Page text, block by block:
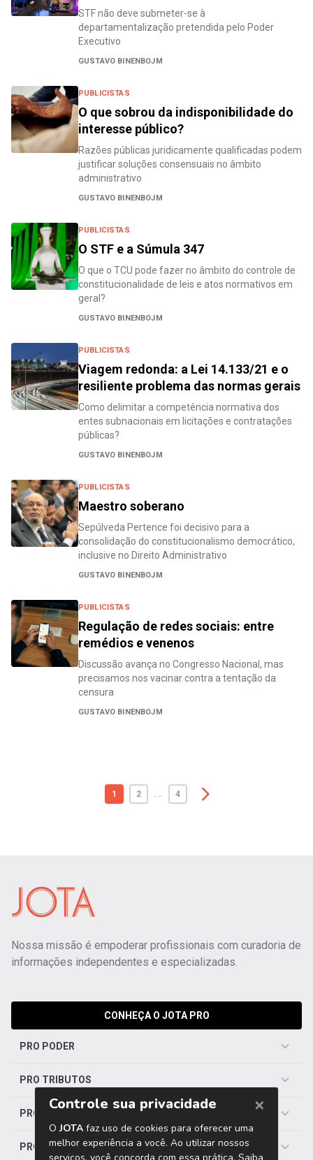
STF não deve submeter-se à
departamentalização pretendida pelo Poder
Executivo
GUSTAVO BINENBOJM
PUBLICISTAS
O que sobrou da indisponibilidade do
interesse público?
Razões públicas juridicamente qualificadas podem
justificar soluções consensuais no âmbito
administrativo
GUSTAVO BINENBOJM
PUBLICISTAS
O STF e a Súmula 347
O que o TCU pode fazer no âmbito do controle de
constitucionalidade de leis e atos normativos em
geral?
GUSTAVO BINENBOJM
PUBLICISTAS
Viagem redonda: a Lei 14.133/21 e o
resiliente problema das normas gerais
Como delimitar a competência normativa dos
entes subnacionais em licitações e contratações
públicas?
GUSTAVO BINENBOJM
PUBLICISTAS
Maestro soberano
Sepúlveda Pertence foi decisivo para a
consolidação do constitucionalismo democrático,
inclusive no Direito Administrativo
GUSTAVO BINENBOJM
PUBLICISTAS
Regulação de redes sociais: entre
remédios e venenos
Discussão avança no Congresso Nacional, mas
precisamos nos vacinar contra a tentação da
censura
GUSTAVO BINENBOJM
1 2 ... 4
Nossa missão é empoderar profissionais com curadoria de
informações independentes e especializadas.
CONHEÇA O JOTA PRO
PRO PODER
PRO TRIBUTOS
PRO TRABALHISTA
PRO SAÚDE